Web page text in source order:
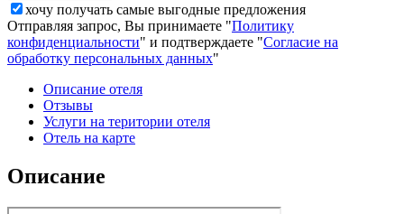
хочу получать самые выгодные предложения
Отправляя запрос, Вы принимаете "Политику
конфиденциальности" и подтверждаете "Согласие на
обработку персональных данных"
Описание отеля
Отзывы
Услуги на територии отеля
Отель на карте
Описание